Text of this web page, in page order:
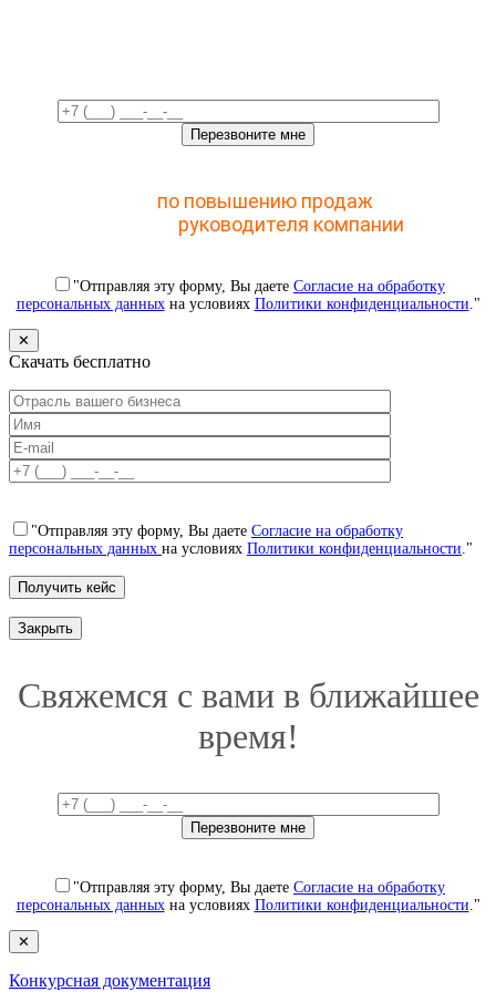
по повышению продаж
руководителя компании
"Отправляя эту форму, Вы даете Согласие на обработку
персональных данныхна условиях Политики конфиденциальности ."
✕
Скачать бесплатно
"Отправляя эту форму, Вы даете Согласие на обработку
персональных данных на условиях Политики конфиденциальности ."
Закрыть
Свяжемся с вами в ближайшее
время!
"Отправляя эту форму, Вы даете Согласие на обработку
персональных данныхна условиях Политики конфиденциальности ."
✕
Конкурсная документация